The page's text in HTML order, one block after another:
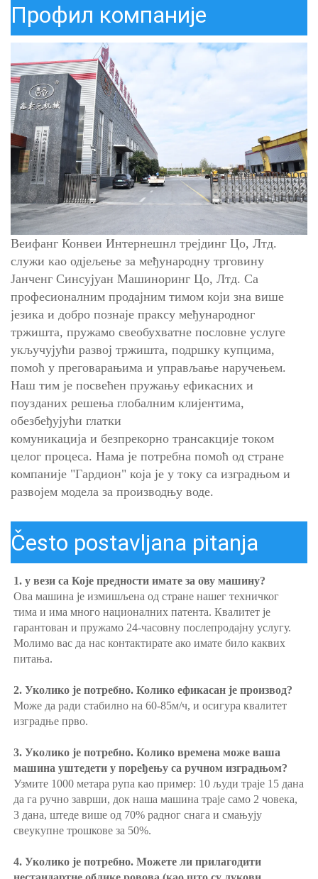
Профил компаније
Веифанг Конвеи Интернешнл трејдинг Цо, Лтд.
служи као одјељење за међународну трговину
Јанченг Синсујуан Машиноринг Цо, Лтд. Са
професионалним продајним тимом који зна више
језика и добро познаје праксу међународног
тржишта, пружамо свеобухватне пословне услуге
укључујући развој тржишта, подршку купцима,
помоћ у преговарањима и управљање наручењем.
Наш тим је посвећен пружању ефикасних и
поузданих решења глобалним клијентима,
обезбеђујући глатки
комуникација и безпрекорно трансакције током
целог процеса. Нама је потребна помоћ од стране
компаније "Гардион" која је у току са изградњом и
развојем модела за производњу воде.
Često postavljana pitanja
1. у вези са Које предности имате за ову машину?
Ова машина је измишљена од стране нашег техничког
тима и има много националних патента. Квалитет је
гарантован и пружамо 24-часовну послепродајну услугу.
Молимо вас да нас контактирате ако имате било каквих
питања.
2. Уколико је потребно. Колико ефикасан је производ?
Може да ради стабилно на 60-85м/ч, и осигура квалитет
изградње прво.
3. Уколико је потребно. Колико времена може ваша
машина уштедети у поређењу са ручном изградњом?
Узмите 1000 метара рупа као пример: 10 људи траје 15 дана
да га ручно заврши, док наша машина траје само 2 човека,
3 дана, штеде више од 70% радног снага и смањују
свеукупне трошкове за 50%.
4. Уколико је потребно. Можете ли прилагодити